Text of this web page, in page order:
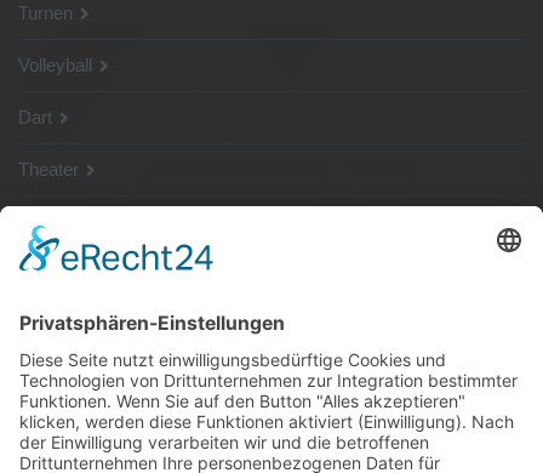
Turnen
Volleyball
Dart
Theater
SG Shop
Sponsoren
Kontakt
Social Media